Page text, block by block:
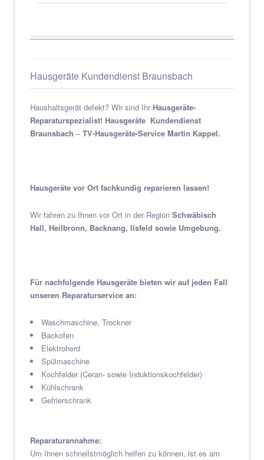
Hausgeräte Kundendienst Braunsbach
Haushaltsgerät defekt? Wir sind Ihr Hausgeräte-
Reparaturspezialist! Hausgeräte Kundendienst
Braunsbach –TV-Hausgeräte-Service Martin Kappel.
Hausgeräte vor Ort fachkundig reparieren lassen!
Wir fahren zu Ihnen vor Ort in der Region Schwäbisch
Hall, Heilbronn, Backnang, Ilsfeld sowie Umgebung.
Für nachfolgende Hausgeräte bieten wir auf jeden Fall
unseren Reparaturservice an:
Waschmaschine, Trockner
Backofen
Elektroherd
Spülmaschine
Kochfelder (Ceran- sowie Induktionskochfelder)
Kühlschrank
Gefrierschrank
Reparaturannahme:
Um Ihnen schnellstmöglich helfen zu können, ist es am